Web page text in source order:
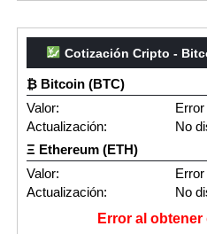
Cotización Cripto -
₿ Bitcoin (BTC)
Valor:
Error
Actualización:
No
Ξ Ethereum (ETH)
Valor:
Error
Actualización:
No
Error al obtener